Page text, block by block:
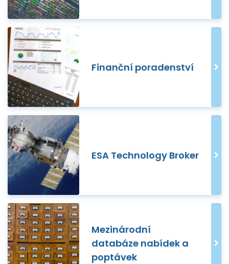
Finanční poradenství
ESA Technology Broker
Mezinárodní
databáze nabídek a
poptávek